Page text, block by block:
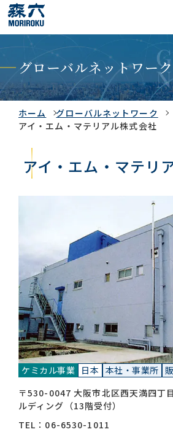
森六って何？
企業情報
事業内容
投資家情報
グローバルネットワーク
お問い合わせ一覧
グローバルネットワーク
ホーム
グローバルネットワーク
アイ・エム・マテリアル株式会社
アイ・エム・マテリ
ケミカル事業 日本 本社・事業所
〒530-0047 大阪市北区西天満四丁
ルディング（13階受付）
TEL：06-6530-1011